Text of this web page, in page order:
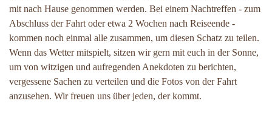
mit nach Hause genommen werden. Bei einem Nachtreffen - zum
Abschluss der Fahrt oder etwa 2 Wochen nach Reiseende -
kommen noch einmal alle zusammen, um diesen Schatz zu teilen.
Wenn das Wetter mitspielt, sitzen wir gern mit euch in der Sonne,
um von witzigen und aufregenden Anekdoten zu berichten,
vergessene Sachen zu verteilen und die Fotos von der Fahrt
anzusehen. Wir freuen uns über jeden, der kommt.